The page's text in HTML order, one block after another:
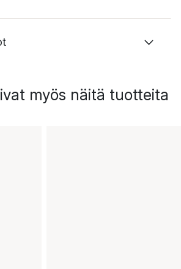
myös näitä tuotteita